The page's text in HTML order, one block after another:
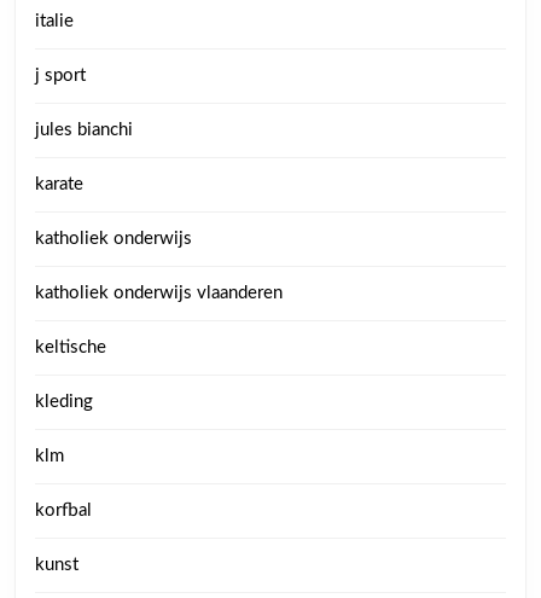
italie
j sport
jules bianchi
karate
katholiek onderwijs
katholiek onderwijs vlaanderen
keltische
kleding
klm
korfbal
kunst